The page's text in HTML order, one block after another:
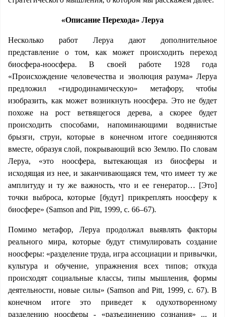
«Описание Перехода» Леруа
Несколько работ Леруа дают дополнительное
представление о том, как может происходить переход
биосфера-ноосфера. В своей работе 1928 года
«Происхождение человечества и эволюция разума» Леруа
предложил «гидродинамическую» метафору, чтобы
изобразить, как может возникнуть ноосфера. Это не будет
похоже на рост ветвящегося дерева, а скорее будет
происходить способами, напоминающими водянистые
брызги, струи, которые в конечном итоге соединяются
вместе, образуя слой, покрывающий всю Землю. По словам
Леруа, «это ноосфера, вытекающая из биосферы и
исходящая из нее, и заканчивающаяся тем, что имеет ту же
амплитуду и ту же важность, что и ее генератор… [Это]
точки выброса, которые [будут] прикреплять ноосферу к
биосфере» (Samson and Pitt, 1999, с. 66–67).
Помимо метафор, Леруа продолжал выявлять факторы
реального мира, которые будут стимулировать создание
ноосферы: «разделение труда, игра ассоциации и привычки,
культура и обучение, упражнения всех типов; откуда
происходят социальные классы, типы мышления, формы
деятельности, новые силы» (Samson and Pitt, 1999, с. 67). В
конечном итоге это приведет к одухотворенному
разделению ноосферы - «разъединению сознания» ... и